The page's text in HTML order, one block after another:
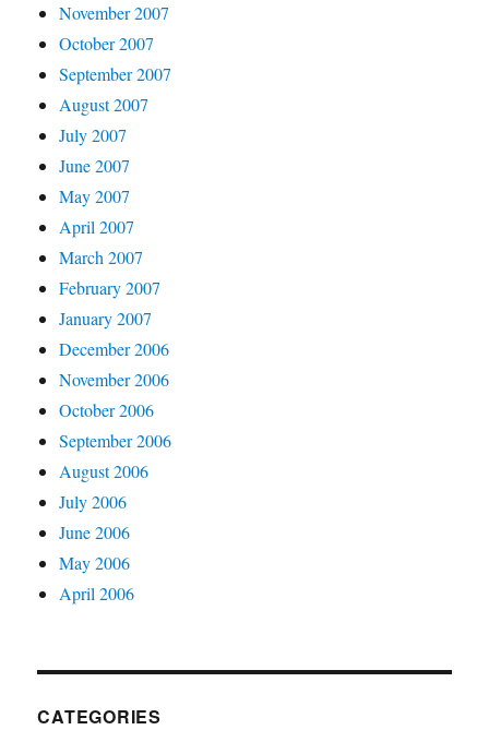
November 2007
October 2007
September 2007
August 2007
July 2007
June 2007
May 2007
April 2007
March 2007
February 2007
January 2007
December 2006
November 2006
October 2006
September 2006
August 2006
July 2006
June 2006
May 2006
April 2006
CATEGORIES